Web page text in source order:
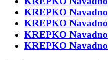
KREPKO Navadno
KREPKO Navadno
KREPKO Navadno
KREPKO Navadno